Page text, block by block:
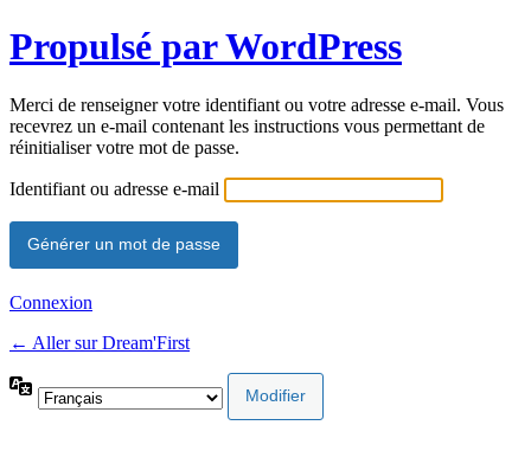
Propulsé par WordPress
Merci de renseigner votre identifiant ou votre adresse e-mail. Vous
recevrez un e-mail contenant les instructions vous permettant de
réinitialiser votre mot de passe.
Identifiant ou adresse e-mail
Connexion
← Aller sur Dream'First